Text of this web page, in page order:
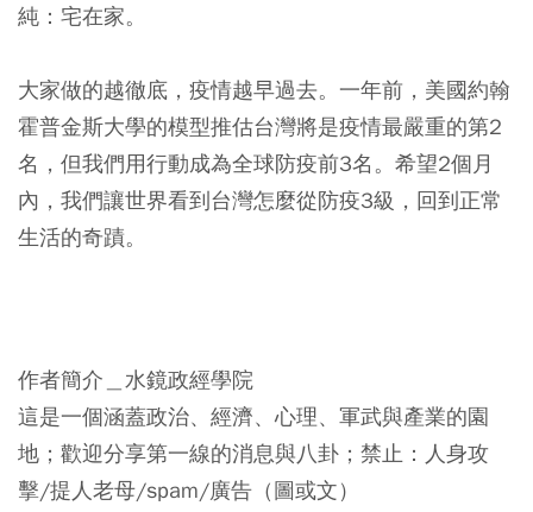
純：宅在家。
大家做的越徹底，疫情越早過去。一年前，美國約翰
霍普金斯大學的模型推估台灣將是疫情最嚴重的第2
名，但我們用行動成為全球防疫前3名。希望2個月
內，我們讓世界看到台灣怎麼從防疫3級，回到正常
生活的奇蹟。
作者簡介＿水鏡政經學院
這是一個涵蓋政治、經濟、心理、軍武與產業的園
地；歡迎分享第一線的消息與八卦；禁止：人身攻
擊/提人老母/spam/廣告（圖或文）